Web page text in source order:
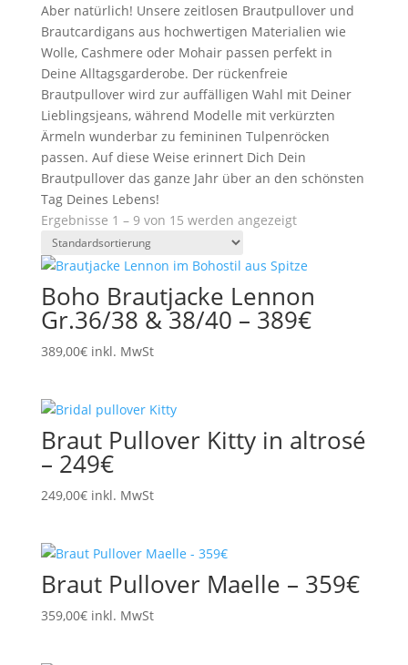
Aber natürlich! Unsere zeitlosen Brautpullover und
Brautcardigans aus hochwertigen Materialien wie
Wolle, Cashmere oder Mohair passen perfekt in
Deine Alltagsgarderobe. Der rückenfreie
Brautpullover wird zur auffälligen Wahl mit Deiner
Lieblingsjeans, während Modelle mit verkürzten
Ärmeln wunderbar zu femininen Tulpenröcken
passen. Auf diese Weise erinnert Dich Dein
Brautpullover das ganze Jahr über an den schönsten
Tag Deines Lebens!
Ergebnisse 1 – 9 von 15 werden angezeigt
Boho Brautjacke Lennon
Gr.36/38 & 38/40 – 389€
389,00€ inkl. MwSt
Braut Pullover Kitty in altrosé
– 249€
249,00€ inkl. MwSt
Braut Pullover Maelle – 359€
359,00€ inkl. MwSt